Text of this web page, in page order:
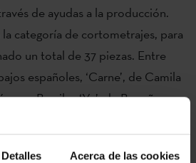
Detalles Acerca de las cookies
de ayudas a la producción.
categoría de cortometrajes, para
un total de 37 piezas. Entre
españoles, ‘Carne’, de Camila
con Brasil, y ‘Yo’, de Begoña
por Alberto Vázquez, con Iván